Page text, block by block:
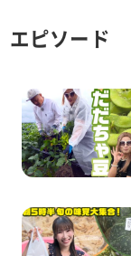
った甘く濃厚な
す。
エピソード